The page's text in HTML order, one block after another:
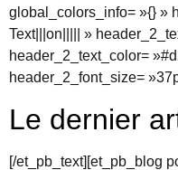
global_colors_info= »{} »
Text|||on||||| »
header_2_text_color=
header_2_font_size=
Le dernier
[/et_pb_text][et_pb_blog